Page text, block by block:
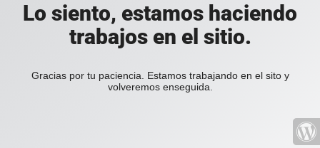
Lo siento, estamos haciendo
trabajos en el sitio.
Gracias por tu paciencia. Estamos trabajando en el sito y
volveremos enseguida.